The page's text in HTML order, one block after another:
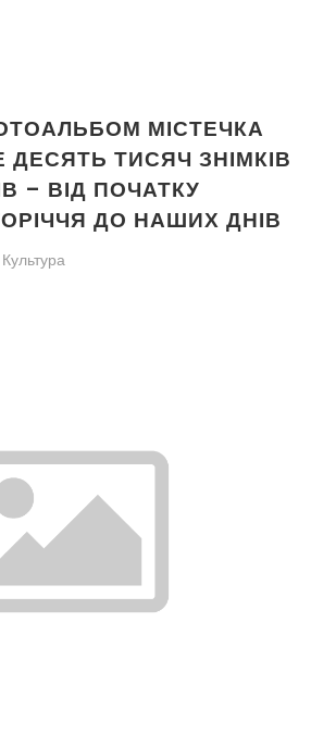
МІСТЕЧКА
ДЕСЯТЬ ТИСЯЧ ЗНІМКІВ
– ВІД ПОЧАТКУ
ДО НАШИХ ДНІВ
Культура